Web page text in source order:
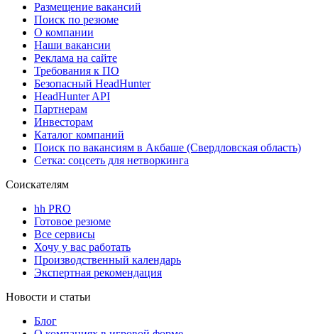
Размещение вакансий
Поиск по резюме
О компании
Наши вакансии
Реклама на сайте
Требования к ПО
Безопасный HeadHunter
HeadHunter API
Партнерам
Инвесторам
Каталог компаний
Поиск по вакансиям в Акбаше (Свердловская область)
Сетка: соцсеть для нетворкинга
Соискателям
hh PRO
Готовое резюме
Все сервисы
Хочу у вас работать
Производственный календарь
Экспертная рекомендация
Новости и статьи
Блог